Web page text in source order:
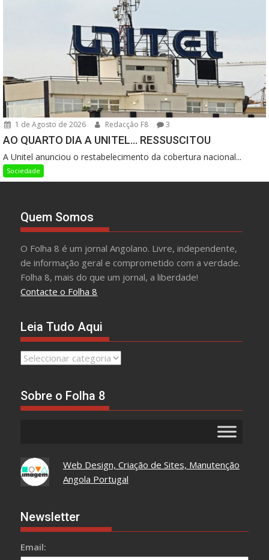
1 de Agosto de 2026 Redacção F8 3
AO QUARTO DIA A UNITEL… RESSUSCITOU
A Unitel anunciou o restabelecimento da cobertura nacional...
Sociedade
Quem Somos
O Folha 8 é um jornal Angolano. Livre, independente,
de informação geral e comprometido com a verdade.
Folha 8, mais do que um jornal, a liberdade!
Contacte o Folha 8
Leia Tudo Aqui
Leia
Sobre o Folha 8
Web Design, Criação de Sites, Manutenção
Angola Portugal
Newsletter
Email: